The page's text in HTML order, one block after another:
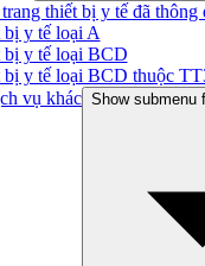
thiết bị y tế đã thông
bị y tế loại A
bị y tế loại BCD
bị y tế loại BCD thuộc
vụ khác Show submenu